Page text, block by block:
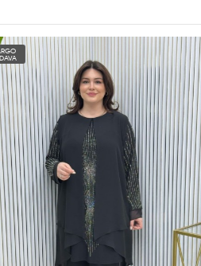
KARGO
TÜKENDİ